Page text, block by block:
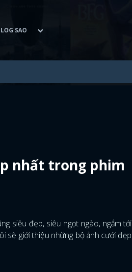
SAO
nhất trong phim
siêu đẹp, siêu ngọt ngào, ngắm tới
sẽ giới thiệu những bộ ảnh cưới đẹp